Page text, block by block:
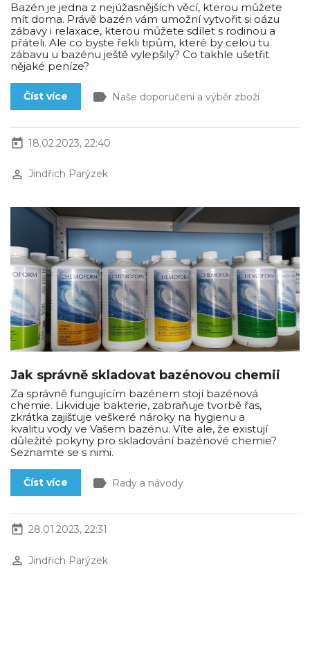
Bazén je jedna z nejúžasnějších věcí, kterou můžete
mít doma. Právě bazén vám umožní vytvořit si oázu
zábavy i relaxace, kterou můžete sdílet s rodinou a
přáteli. Ale co byste řekli tipům, které by celou tu
zábavu u bazénu ještě vylepšily? Co takhle ušetřit
nějaké peníze?
Číst více label Naše doporučení a výběr zboží
today 18.02.2023, 22:40
perm_identity Jindřich Parýzek
Jak správně skladovat bazénovou chemii
Za správně fungujícím bazénem stojí bazénová
chemie. Likviduje bakterie, zabraňuje tvorbě řas,
zkrátka zajišťuje veškeré nároky na hygienu a
kvalitu vody ve Vašem bazénu. Víte ale, že existují
důležité pokyny pro skladování bazénové chemie?
Seznamte se s nimi.
Číst více label Rady a návody
today 28.01.2023, 22:31
perm_identity Jindřich Parýzek